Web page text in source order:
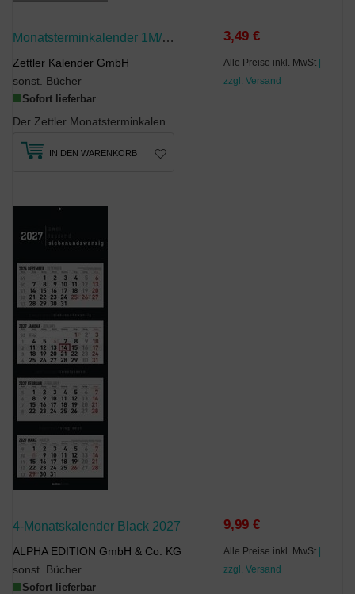
Monatsterminkalender 1M/1S 2027
Zettler Kalender GmbH
sonst. Bücher
Sofort lieferbar
3,49 €
Alle Preise inkl. MwSt |
zzgl. Versand
IN DEN WARENKORB
4-Monatskalender Black 2027
ALPHA EDITION GmbH & Co. KG
sonst. Bücher
Sofort lieferbar
9,99 €
Alle Preise inkl. MwSt |
zzgl. Versand